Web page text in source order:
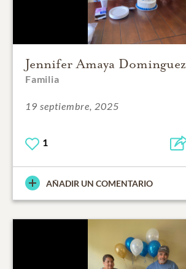
Jennifer Amaya Dominguez
Familia
19 septiembre, 2025
1
AÑADIR UN COMENTARIO